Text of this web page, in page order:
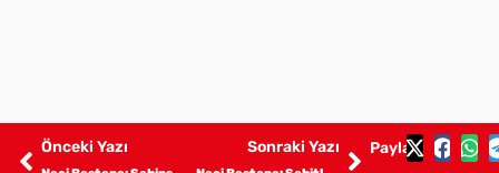
Önceki Yazı Sonraki Yazı Paylaş: